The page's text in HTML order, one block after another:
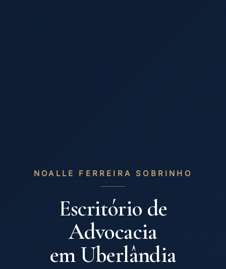
NOALLE FERREIRA SOBRINHO
Escritório de
Advocacia
em Uberlândia